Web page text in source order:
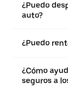
¿Puedo
auto?
¿Puedo
¿Cómo
seguros a